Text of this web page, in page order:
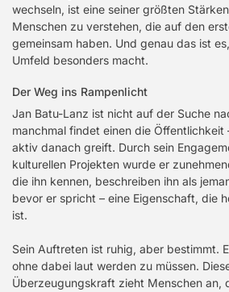
wechseln, ist eine seiner größten
Menschen zu verstehen, die auf den
gemeinsam haben. Und genau das ist
Umfeld besonders macht.
Der Weg ins Rampenlicht
Jan Batu-Lanz ist nicht auf der Suche
manchmal findet einen die Öffentlichkeit
aktiv danach greift. Durch sein
kulturellen Projekten wurde er
die ihn kennen, beschreiben ihn als
bevor er spricht – eine Eigenschaft, die
ist.
Sein Auftreten ist ruhig, aber bestimmt.
ohne dabei laut werden zu müssen.
Überzeugungskraft zieht Menschen an,